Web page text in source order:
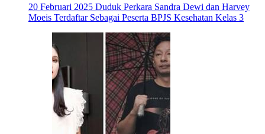
20 Februari 2025 Duduk Perkara Sandra Dewi dan Harvey
Moeis Terdaftar Sebagai Peserta BPJS Kesehatan Kelas 3